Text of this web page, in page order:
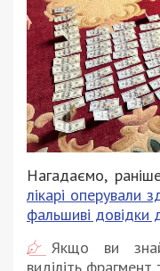
Нагадаємо,
лікарі оперували
фальшиві довідки
Якщо ви
виділіть фрагмент